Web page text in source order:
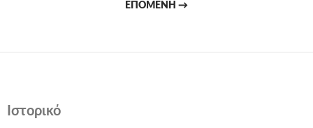
ΕΠΌΜΕΝΗ →
Ιστορικό